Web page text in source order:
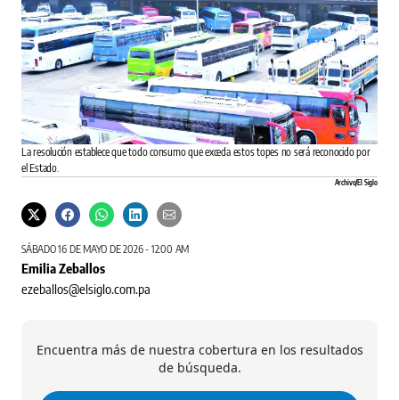
La resolución establece que todo consumo que exceda estos topes no será reconocido por
el Estado.
Archivo/El Siglo
SÁBADO 16 DE MAYO DE 2026 - 12:00 AM
Emilia Zeballos
ezeballos@elsiglo.com.pa
Encuentra más de nuestra cobertura en los resultados
de búsqueda.